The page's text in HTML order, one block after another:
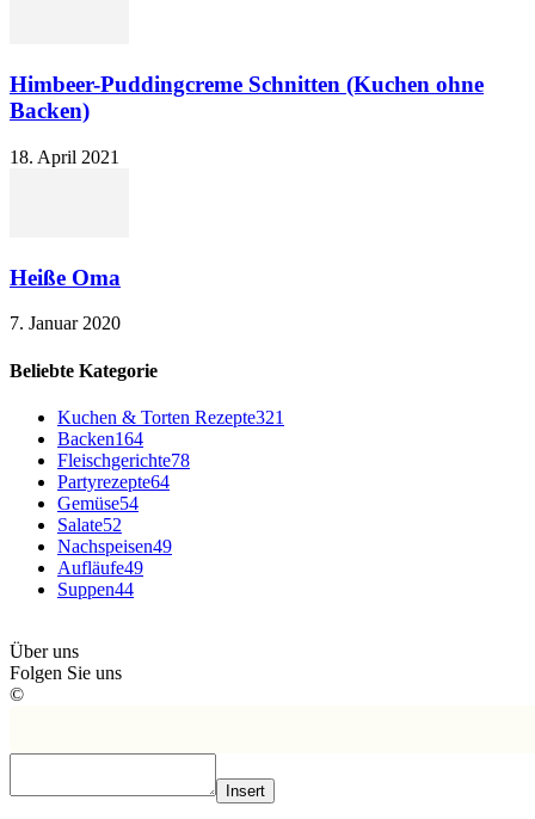
Himbeer-Puddingcreme Schnitten (Kuchen ohne
Backen)
18. April 2021
Heiße Oma
7. Januar 2020
Beliebte Kategorie
Kuchen & Torten Rezepte321
Backen164
Fleischgerichte78
Partyrezepte64
Gemüse54
Salate52
Nachspeisen49
Aufläufe49
Suppen44
Über uns
Folgen Sie uns
©
Insert